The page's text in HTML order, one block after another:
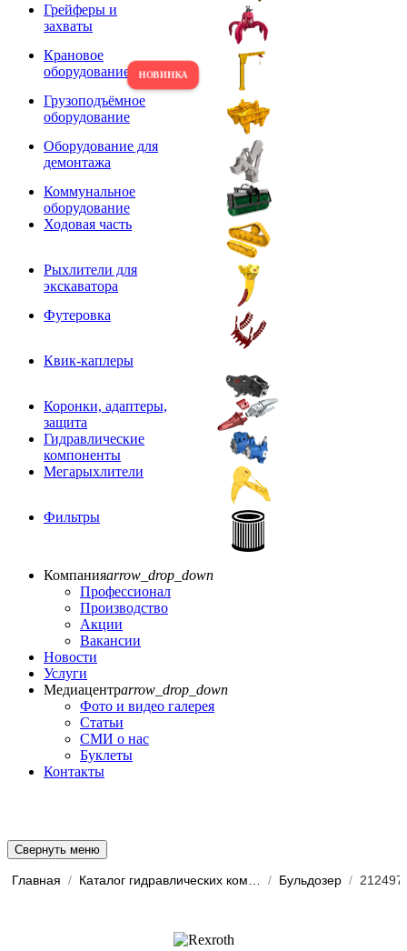
Грейферы и
захваты
Крановое
оборудование
Грузоподъёмное
оборудование
Оборудование для
демонтажа
Коммунальное
оборудование
Ходовая часть
Рыхлители для
экскаватора
Футеровка
Квик-каплеры
Коронки, адаптеры,
защита
Гидравлические
компоненты
Мегарыхлители
Фильтры
Компанияarrow_drop_down
Профессионал
Производство
Акции
Вакансии
Новости
Услуги
Медиацентрarrow_drop_down
Фото и видео галерея
Статьи
СМИ о нас
Буклеты
Контакты
Свернуть меню
Главная / / Бульдозер /